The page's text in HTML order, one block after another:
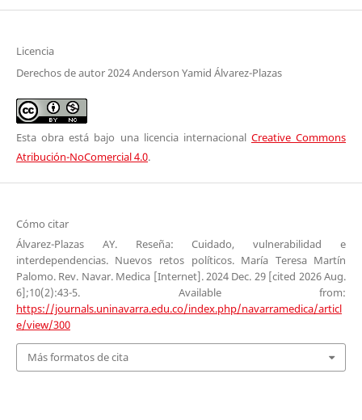
Licencia
Derechos de autor 2024 Anderson Yamid Álvarez-Plazas
Esta obra está bajo una licencia internacional Creative Commons
Atribución-NoComercial 4.0.
Cómo citar
Álvarez-Plazas AY. Reseña: Cuidado, vulnerabilidad e
interdependencias. Nuevos retos políticos. María Teresa Martín
Palomo. Rev. Navar. Medica [Internet]. 2024 Dec. 29 [cited 2026 Aug.
6];10(2):43-5. Available from:
https://journals.uninavarra.edu.co/index.php/navarramedica/articl
e/view/300
Más formatos de cita